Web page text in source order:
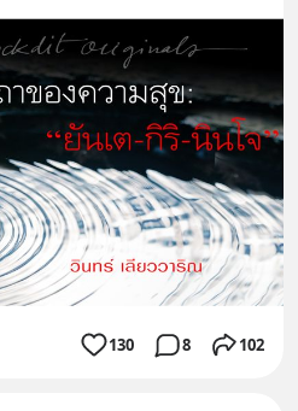
130 8 102